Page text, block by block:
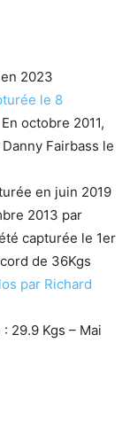
2023
le 8
octobre 2011,
Fairbass le
en juin 2019
2013 par
capturée le 1er
de 36Kgs
par Richard
29.9 Kgs – Mai